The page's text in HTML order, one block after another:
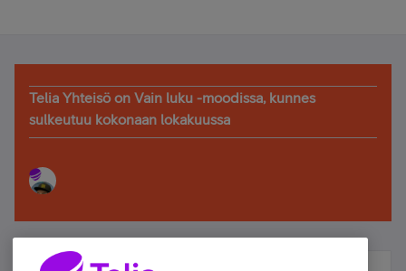
Telia Yhteisö on Vain luku -moodissa, kunnes
sulkeutuu kokonaan lokakuussa